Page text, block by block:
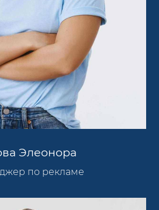
Элеонора
по рекламе